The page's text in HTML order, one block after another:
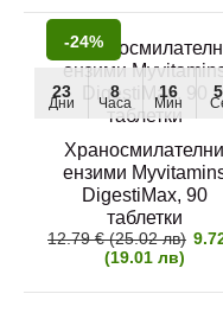
-24%
23
Дни
8
12.79 € (25.02
-24%
23
Дни
8
Часа
16
Мин
Храносмилателни
ензими
DigestiMax, 90
таблетки
12.79 € (25.02 лв)
(19.01 лв)